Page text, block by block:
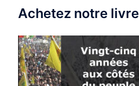
Achetez notre livre